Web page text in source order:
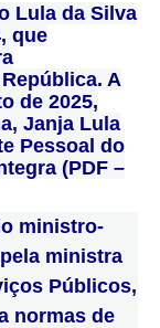
Lula da Silva
que
A
de 2025,
Janja Lula
Pessoal do
(PDF –
ministro-
ministra
Públicos,
normas de